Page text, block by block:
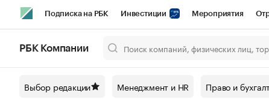
Подписка на РБК Инвестиции Мероприятия
Спецпроекты СПб Конференции СПб Спецпроекты
РБК Компании
Выбор редакции Менеджмент и HR Право и